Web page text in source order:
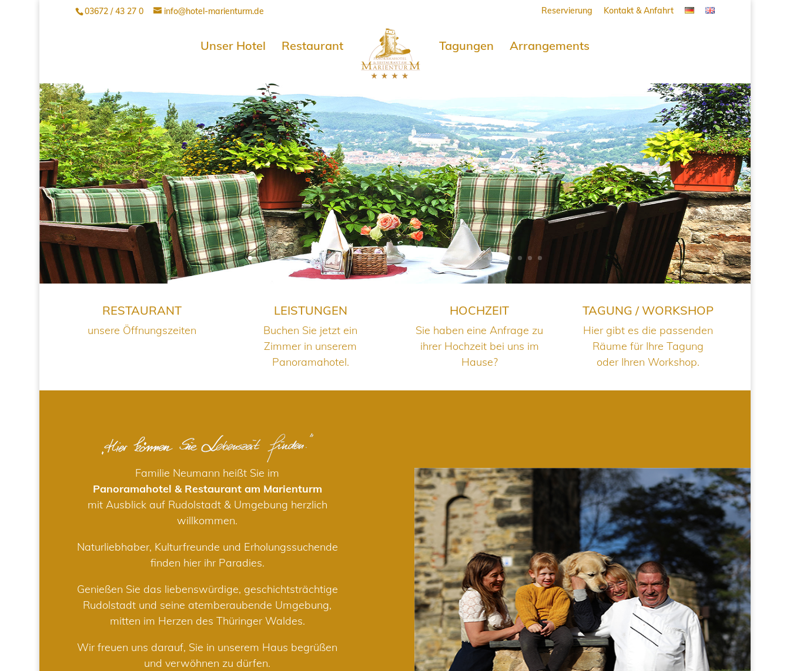
03672 / 43 27 0 info@hotel-marienturm.de Reservierung Kontakt & Anfahrt
Unser Hotel Restaurant Tagungen Arrangements
RESTAURANT
unsere Öffnungszeiten
LEISTUNGEN
Buchen Sie jetzt ein
Zimmer in unserem
Panoramahotel.
HOCHZEIT
Sie haben eine Anfrage zu
ihrer Hochzeit bei uns im
Hause?
TAGUNG / WORKSHOP
Hier gibt es die passenden
Räume für Ihre Tagung
oder Ihren Workshop.
Familie Neumann heißt Sie im
Panoramahotel & Restaurant am Marienturm
mit Ausblick auf Rudolstadt & Umgebung herzlich
willkommen.
Naturliebhaber, Kulturfreunde und Erholungssuchende
finden hier ihr Paradies.
Genießen Sie das liebenswürdige, geschichtsträchtige
Rudolstadt und seine atemberaubende Umgebung,
mitten im Herzen des Thüringer Waldes.
Wir freuen uns darauf, Sie in unserem Haus begrüßen
und verwöhnen zu dürfen.